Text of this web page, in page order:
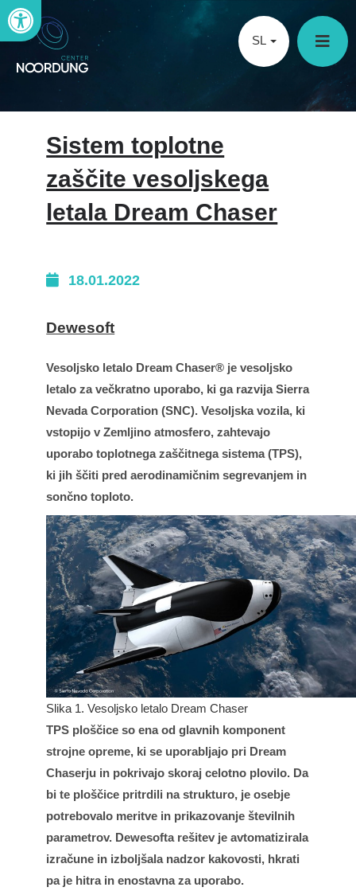
Open toolbar
SL
Sistem toplotne
zaščite vesoljskega
letala Dream Chaser
18.01.2022
Dewesoft
Vesoljsko letalo Dream Chaser® je vesoljsko
letalo za večkratno uporabo, ki ga razvijaSierra
Nevada Corporation (SNC). Vesoljska vozila, ki
vstopijo v Zemljino atmosfero, zahtevajo
uporabo toplotnega zaščitnega sistema (TPS),
ki jih ščiti pred aerodinamičnim segrevanjem in
sončno toploto.
Slika 1. Vesoljsko letalo Dream Chaser
TPS ploščice so ena od glavnih komponent
strojne opreme, ki se uporabljajo pri Dream
Chaserju in pokrivajo skoraj celotno plovilo. Da
bi te ploščice pritrdili na strukturo, je osebje
potrebovalo meritve in prikazovanje številnih
parametrov. Dewesofta rešitev je avtomatizirala
izračune in izboljšala nadzor kakovosti, hkrati
pa je hitra in enostavna za uporabo.